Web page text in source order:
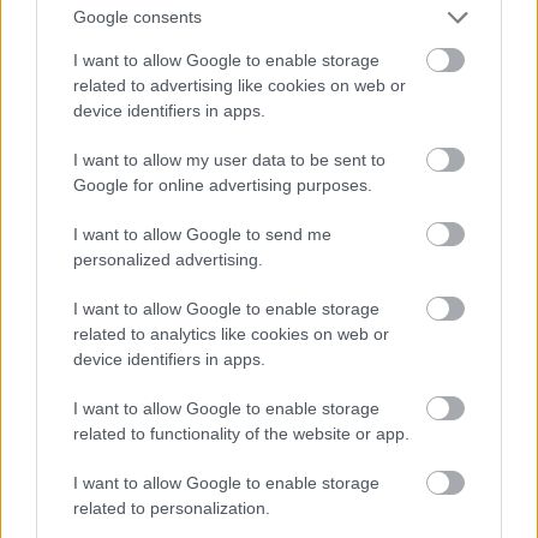
Google consents
I want to allow Google to enable storage
related to advertising like cookies on web or
device identifiers in apps.
I want to allow my user data to be sent to
Google for online advertising purposes.
I want to allow Google to send me
personalized advertising.
I want to allow Google to enable storage
related to analytics like cookies on web or
device identifiers in apps.
I want to allow Google to enable storage
related to functionality of the website or app.
I want to allow Google to enable storage
related to personalization.
sikerült kommunikálni. Ottragadtunk a kapunál kb.
20 percre, mire jött valaki, aki konkrétan szétszedte a
gépet, hogy belülről kirángassa a kártyámat. Fizetni
viszont akkor sem tudtunk vele. Áldom az eszemet,
hogy váltottunk eurót, így azzal tudtunk fizetni.
Ekkor már a második napot láttam lemenni alvás
nélkül.
Körülbelül a 30 óra ébrenlétnél tudtuk meg, hogy az
új bérlő nem elégedett a lakás tisztaságával és a
falakkal, és velünk akarja kifizettetni a teljes festést
és a profi takarítót. Mondanom sem kell, hogy erre
már végképp nem volt sem pénzünk, sem türelmünk.
szobára van festék félretéve, azt ő maga úgy intézi,
ahogy akarja, és egy jó nagy összeget pedig nekünk
mert direkt maradunk, hogy takarítsunk, és ezért is
késtük le a vonatot. Mindegy, ezt is lenyeltük.